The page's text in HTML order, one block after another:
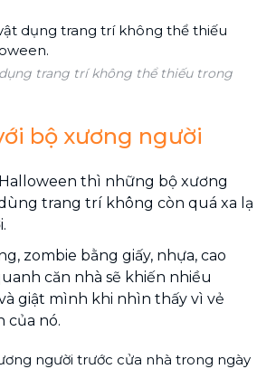
trang trí không thể thiếu trong
bộ xương người
thì những bộ xương
trang trí không còn quá xa lạ
zombie bằng giấy, nhựa, cao
căn nhà sẽ khiến nhiều
giật mình khi nhìn thấy vì vẻ
của nó.